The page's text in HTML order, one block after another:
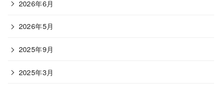
2026年6月
2026年5月
2025年9月
2025年3月